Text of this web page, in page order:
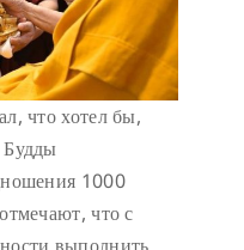
что хотел бы,
1000
что с